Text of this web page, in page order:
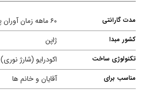
مدت گارانتی ۶۰ ماهه زمان آوران پیشرو
کشور مبدا ژاپن
تکنولوژی ساخت اکودرایو (شارژ نوری)
مناسب برای آقایان و خانم ها